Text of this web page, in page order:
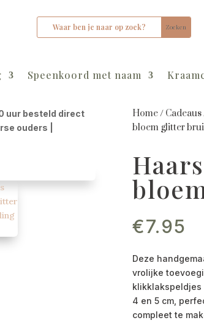
Speenkoord met naam
uur besteld direct
ouders |
Home/ Cadeaus
bloem glitter
€7.95
Deze
vrolijke
klikklakspeldjes
4 en 5 cm,
compleet te